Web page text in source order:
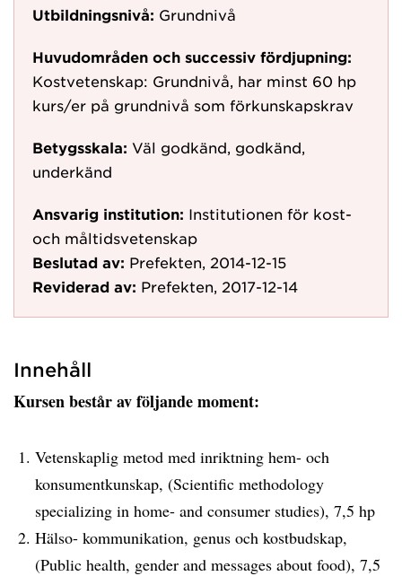
Utbildningsnivå: Grundnivå
Huvudområden och successiv fördjupning:
Kostvetenskap: Grundnivå, har minst 60 hp
kurs/er på grundnivå som förkunskapskrav
Betygsskala: Väl godkänd, godkänd,
underkänd
Ansvarig institution: Institutionen för kost-
och måltidsvetenskap
Beslutad av: Prefekten, 2014-12-15
Reviderad av: Prefekten, 2017-12-14
Innehåll
Kursen består av följande moment:
Vetenskaplig metod med inriktning hem- och
konsumentkunskap, (Scientific methodology
specializing in home- and consumer studies), 7,5 hp
Hälso- kommunikation, genus och kostbudskap,
(Public health, gender and messages about food), 7,5